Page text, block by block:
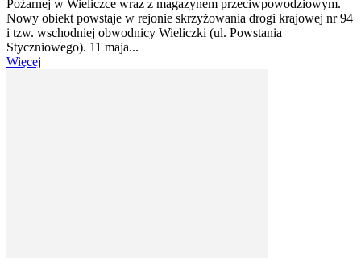
Pożarnej w Wieliczce wraz z magazynem przeciwpowodziowym.
Nowy obiekt powstaje w rejonie skrzyżowania drogi krajowej nr 94
i tzw. wschodniej obwodnicy Wieliczki (ul. Powstania
Styczniowego). 11 maja...
Więcej